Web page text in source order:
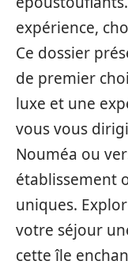
expérience,
Ce dossier
de premier
luxe et une
vous vous
Nouméa ou
établissement
uniques.
votre séjour
cette île